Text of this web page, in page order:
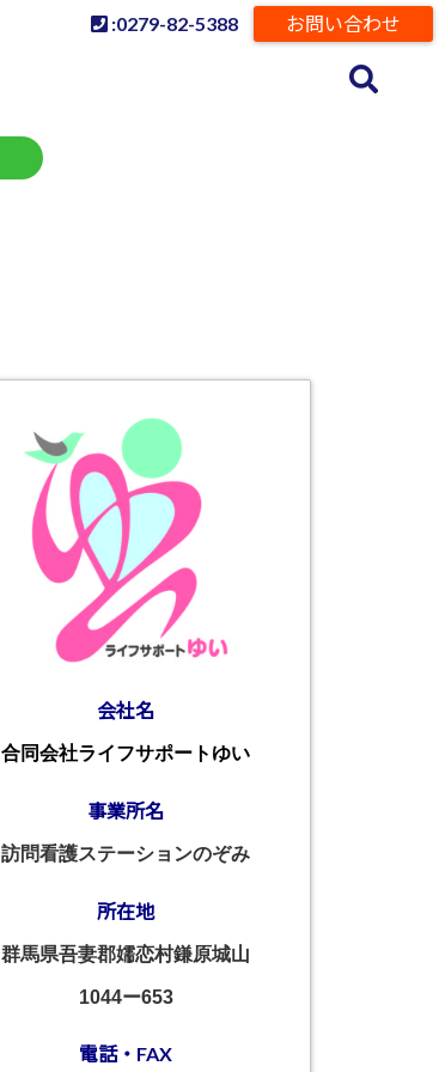
お問い合わせ
:0279-82-5388
会社名
合同会社ライフサポートゆい
事業所名
訪問看護ステーションのぞみ
所在地
群馬県吾妻郡嬬恋村鎌原城山
1044ー653
電話・FAX